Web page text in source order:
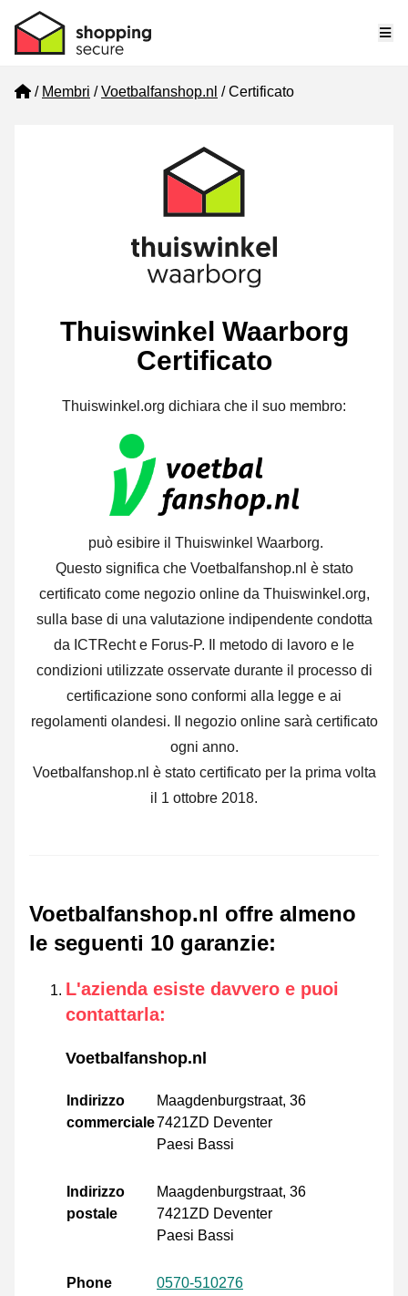
Home
Membri Voetbalfanshop.nl Certificato
Thuiswinkel Waarborg
Certificato
Thuiswinkel.org dichiara che il suo membro:
può esibire il Thuiswinkel Waarborg.
Questo significa che Voetbalfanshop.nl è stato
certificato come negozio online da Thuiswinkel.org,
sulla base di una valutazione indipendente condotta
da ICTRecht e Forus-P. Il metodo di lavoro e le
condizioni utilizzate osservate durante il processo di
certificazione sono conformi alla legge e ai
regolamenti olandesi. Il negozio online sarà certificato
ogni anno.
Voetbalfanshop.nl è stato certificato per la prima volta
il 1 ottobre 2018.
Voetbalfanshop.nl offre almeno
le seguenti 10 garanzie:
L'azienda esiste davvero e puoi
contattarla:
Voetbalfanshop.nl
Indirizzo
commerciale
Maagdenburgstraat, 36
7421ZD Deventer
Paesi Bassi
Indirizzo
postale
Maagdenburgstraat, 36
7421ZD Deventer
Paesi Bassi
Phone
0570-510276